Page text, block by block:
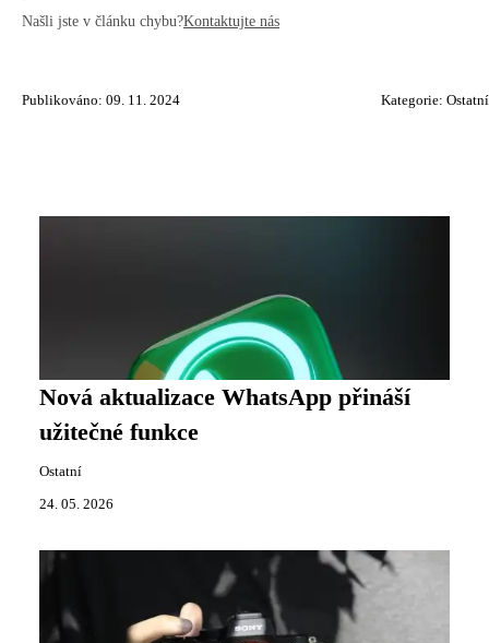
Našli jste v článku chybu?Kontaktujte nás
Publikováno: 09. 11. 2024 Kategorie: Ostatní
Nová aktualizace WhatsApp přináší
užitečné funkce
Ostatní
24. 05. 2026